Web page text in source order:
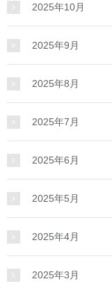
2025年10月
2025年9月
2025年8月
2025年7月
2025年6月
2025年5月
2025年4月
2025年3月